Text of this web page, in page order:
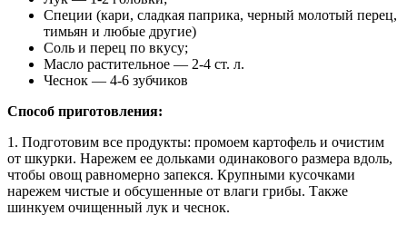
Специи (кари, сладкая паприка, черный молотый перец,
тимьян и любые другие)
Соль и перец по вкусу;
Масло растительное — 2-4 ст. л.
Чеснок — 4-6 зубчиков
Способ приготовления:
1. Подготовим все продукты: промоем картофель и очистим
от шкурки. Нарежем ее дольками одинакового размера вдоль,
чтобы овощ равномерно запекся. Крупными кусочками
нарежем чистые и обсушенные от влаги грибы. Также
шинкуем очищенный лук и чеснок.